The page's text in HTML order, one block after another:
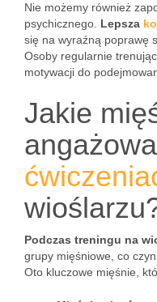
Nie możemy również
psychicznego. Lepsza
się na wyraźną poprawę
Osoby regularnie
motywacji do
Jakie
Podczas treningu na
grupy mięśniowe, co
Oto kluczowe mięśnie,